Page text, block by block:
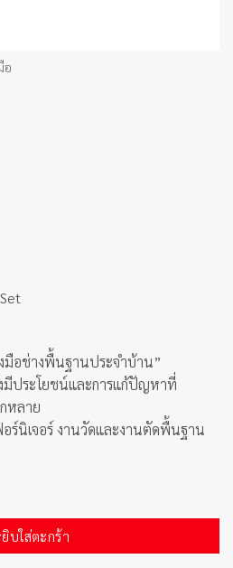
อ
มือช่างพื้นฐานประจำบ้าน”
มีประโยชน์และการแก้ปัญหาที่
หลาย
ร์นิเจอร์ งานวัดและงานตัดพื้นฐาน
บใส่ตะกร้า